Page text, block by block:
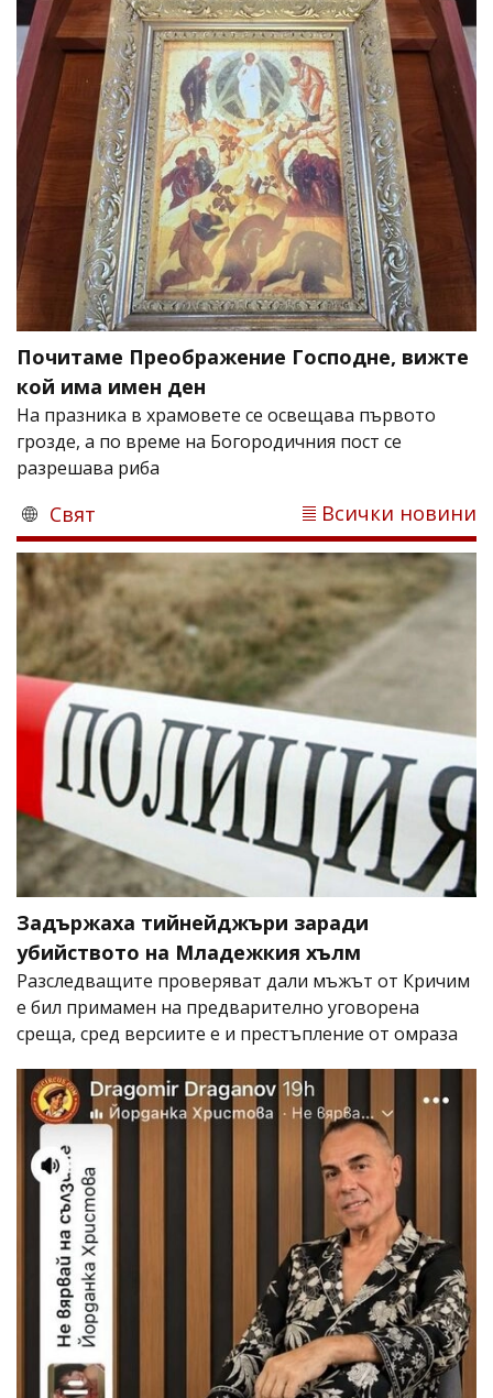
Почитаме Преображение Господне, вижте
кой има имен ден
На празника в храмовете се освещава първото
грозде, а по време на Богородичния пост се
разрешава риба
Свят Всички новини
Задържаха тийнейджъри заради
убийството на Младежкия хълм
Разследващите проверяват дали мъжът от Кричим
е бил примамен на предварително уговорена
среща, сред версиите е и престъпление от омраза